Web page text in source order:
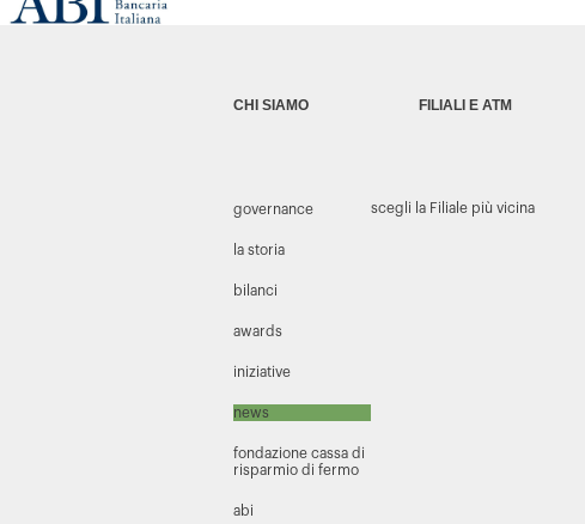
CHI SIAMO
governance
la storia
bilanci
awards
iniziative
news
fondazione cassa di
risparmio di fermo
abi
FILIALI E ATM
scegli la Filiale più vicina